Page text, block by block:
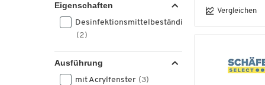
Eigenschaften
Desinfektionsmittelbeständig
(2)
Ausführung
mit Acrylfenster (3)
Vergleichen